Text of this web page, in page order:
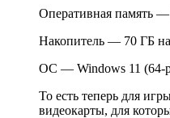
Оперативная память
Накопитель — 70 ГБ
ОС — Windows 11 (64-
То есть теперь для
видеокарты, для